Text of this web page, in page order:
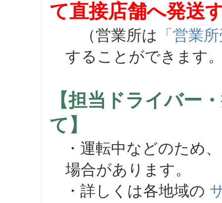
て直接店舗へ発送
（営業所は 「営業
することができます
【担当ドライバー
て】
・運転中などのため
場合があります。
・詳しくは各地域の